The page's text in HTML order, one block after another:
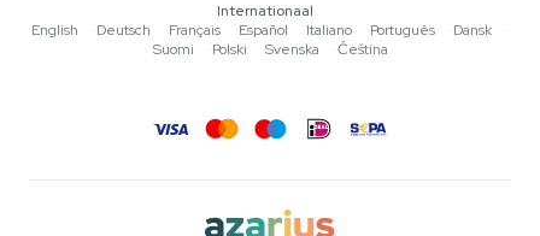
Redactionele normen
Tools & Calculators
Internationaal
English
·Deutsch ·Français ·Español ·Italiano ·Português ·Dansk
·
Suomi
·Polski ·Svenska ·Čeština